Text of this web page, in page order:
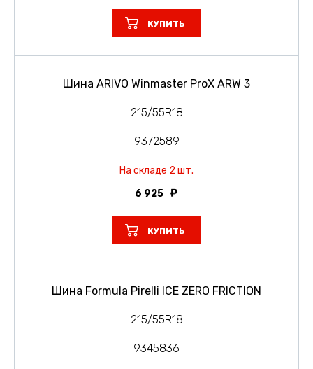
КУПИТЬ
Шина ARIVO Winmaster ProX ARW 3
215/55R18
9372589
На складе 2 шт.
6 925
КУПИТЬ
Шина Formula Pirelli ICE ZERO FRICTION
215/55R18
9345836